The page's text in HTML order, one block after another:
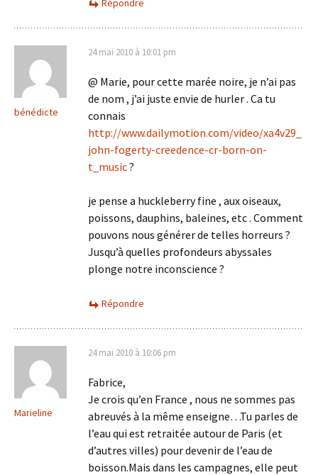
Répondre
bénédicte
24 mai 2010 à 10:01 pm
@ Marie, pour cette marée noire, je n’ai pas
de nom , j’ai juste envie de hurler . Ca tu
connais
http://www.dailymotion.com/video/xa4v29_
john-fogerty-creedence-cr-born-on-
t_music?
je pense a huckleberry fine , aux oiseaux,
poissons, dauphins, baleines, etc . Comment
pouvons nous générer de telles horreurs ?
Jusqu’à quelles profondeurs abyssales
plonge notre inconscience ?
Répondre
Marieline
24 mai 2010 à 10:06 pm
Fabrice,
Je crois qu’en France , nous ne sommes pas
abreuvés à la même enseigne…Tu parles de
l’eau qui est retraitée autour de Paris (et
d’autres villes) pour devenir de l’eau de
boisson.Mais dans les campagnes, elle peut